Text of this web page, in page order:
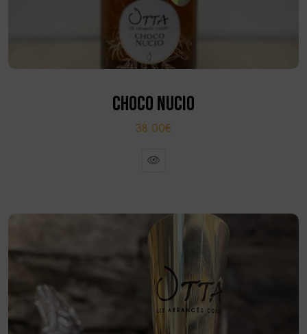
CHOCO NUCIO
38.00€